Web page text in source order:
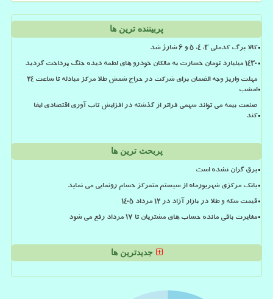
پربیننده ترین ها
کالا برگ کدملی 3، 4، 5 و 6 شارژ شد
۱۴۳۰ میلیارد تومان خسارت به مالکان خودرو های لطمه دیده جنگ پرداخت گردید
مهلت واریز وجه الضمان برای شرکت در حراج شمش طلا مرکز مبادله تا ساعت ۲۴
امشب
صنعت بیمه می تواند سهمی فراتر از گذشته در افزایش تاب آوری اقتصادی ایفا
کند
پربحث ترین ها
برق گران نشده است
بانک مرکزی شهریورماه از سیستم متمرکز حسام رونمایی می نماید
قیمت سکه و طلا در بازار آزاد در ۱۲ مرداد ۱۴۰۵
مغایرت باقی مانده حساب های مشتریان تا 17 مرداد رفع می شود
جدیدترین ها